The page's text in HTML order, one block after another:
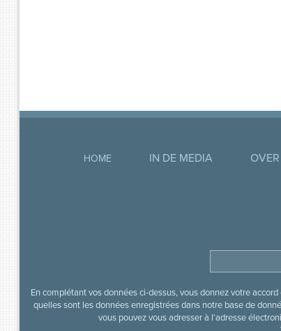
HOME IN DE MEDIA
En complétant vos données ci-dessus, vous donnez votre
quelles sont les données enregistrées dans notre base de
vous pouvez vous adresser à l’adresse